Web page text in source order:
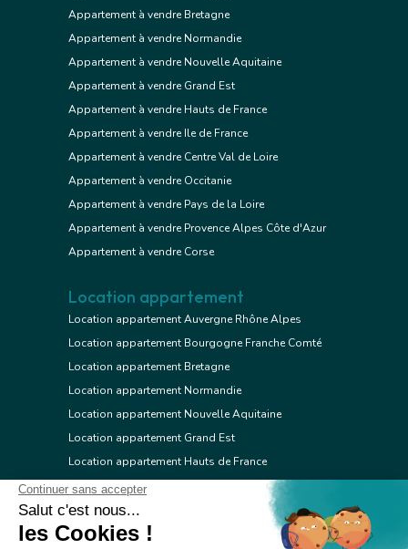
Appartement à vendre Bretagne
Appartement à vendre Normandie
Appartement à vendre Nouvelle Aquitaine
Appartement à vendre Grand Est
Appartement à vendre Hauts de France
Appartement à vendre Ile de France
Appartement à vendre Centre Val de Loire
Appartement à vendre Occitanie
Appartement à vendre Pays de la Loire
Appartement à vendre Provence Alpes Côte d'Azur
Appartement à vendre Corse
Location appartement
Location appartement Auvergne Rhône Alpes
Location appartement Bourgogne Franche Comté
Location appartement Bretagne
Location appartement Normandie
Location appartement Nouvelle Aquitaine
Location appartement Grand Est
Location appartement Hauts de France
Location appartement Ile de France
Location appartement Centre Val de Loire
Location appartement Occitanie